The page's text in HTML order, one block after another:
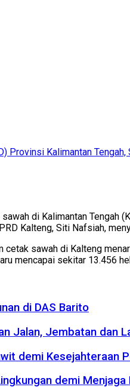
Provinsi Kalimantan Tengah,
di Kalimantan Tengah
Kalteng, Siti Nafsiah,
cetak sawah di Kalteng
mencapai sekitar 13.456
di DAS Barito
Jalan, Jembatan dan
demi Kesejahteraan
demi Menjaga